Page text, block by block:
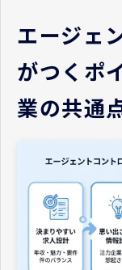
エージェ
がつくポ
業の共通点